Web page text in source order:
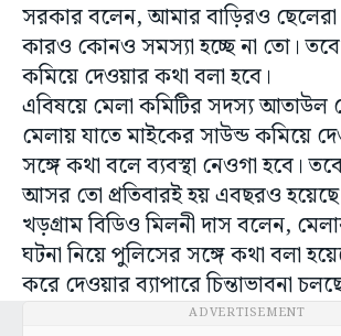
সরকার বলেন, আমার বাড়িরও ছেলেরা
কারও কোনও সমস্যা হচ্ছে না তো।
কমিয়ে দেওয়ার কথা বলা হবে।
এবিষয়ে মেলা কমিটির সদস্য আতাউল
মেলায় যাতে মাইকের সাউন্ড কমিয়ে
সঙ্গে কথা বলে ব্যবস্থা নেওগা হবে।
আসর তো প্রতিবারই হয় এবছরও
খড়গ্রাম বিডিও মিলনী দাস বলেন,
ঘটনা নিয়ে পুলিসের সঙ্গে কথা বলা
করে দেওয়ার ব্যাপারে চিন্তাভাবনা
ADVERTISEMENT